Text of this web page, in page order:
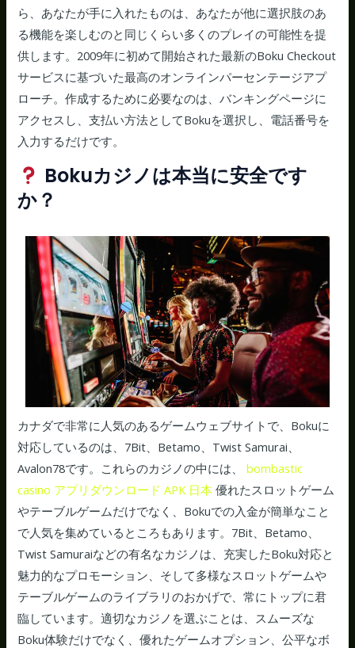
ら、あなたが手に入れたものは、あなたが他に選択肢のあ
る機能を楽しむのと同じくらい多くのプレイの可能性を提
供します。2009年に初めて開始された最新のBoku Checkout
サービスに基づいた最高のオンラインパーセンテージアプ
ローチ。作成するために必要なのは、バンキングページに
アクセスし、支払い方法としてBokuを選択し、電話番号を
入力するだけです。
Bokuカジノは本当に安全です
か？
カナダで非常に人気のあるゲームウェブサイトで、Bokuに
対応しているのは、7Bit、Betamo、Twist Samurai、
Avalon78です。これらのカジノの中には、bombastic
casino アプリダウンロード APK 日本 優れたスロットゲーム
やテーブルゲームだけでなく、Bokuでの入金が簡単なこと
で人気を集めているところもあります。7Bit、Betamo、
Twist Samuraiなどの有名なカジノは、充実したBoku対応と
魅力的なプロモーション、そして多様なスロットゲームや
テーブルゲームのライブラリのおかげで、常にトップに君
臨しています。適切なカジノを選ぶことは、スムーズな
Boku体験だけでなく、優れたゲームオプション、公平なボ